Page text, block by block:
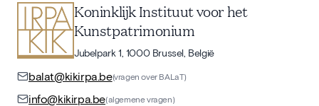
Koninklijk Instituut voor het
Kunstpatrimonium
Jubelpark 1, 1000 Brussel, België
balat@kikirpa.be(vragen over BALaT)
info@kikirpa.be(algemene vragen)